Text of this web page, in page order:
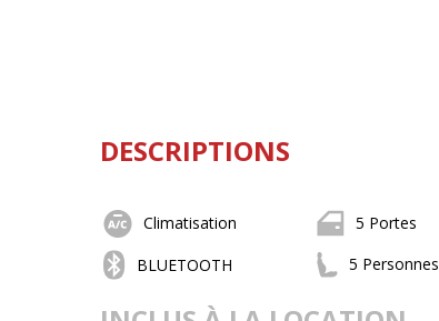
DESCRIPTIONS
Climatisation 5 Portes
BLUETOOTH
5 Personnes